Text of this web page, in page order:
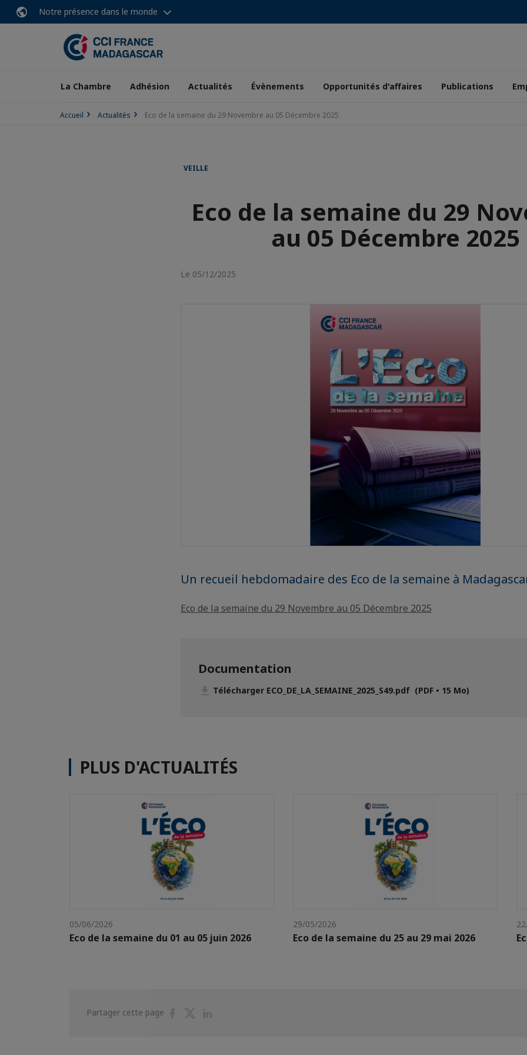
Notre présence dans le monde
La Chambre Adhésion Actualités Évènements Opportunités d'affaires Publications
Accueil Actualités Eco de la semaine du 29 Novembre au 05 Décembre 2025
VEILLE
Eco de la semaine du 29
au 05 Décembre 2025
Le 05/12/2025
Un recueil hebdomadaire des Eco de la semaine à
Eco de la semaine du 29 Novembre au 05 Décembre 2025
Documentation
Télécharger ECO_DE_LA_SEMAINE_2025_S49.pdf (PDF • 15 Mo)
PLUS D'ACTUALITÉS
05/06/2026
Eco de la semaine du 01 au 05 juin 2026
29/05/2026
Eco de la semaine du 25 au 29 mai 2026
Partager cette page
PartagerPartager